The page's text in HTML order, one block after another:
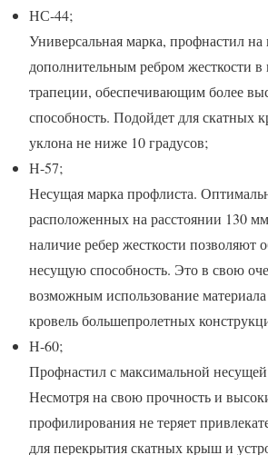
НС-44;
Универсальная марка, профнастил
дополнительным ребром жесткости
трапеции, обеспечивающим более
способность. Подойдет для скатных
уклона не ниже 10 градусов;
Н-57;
Несущая марка профлиста.
расположенных на расстоянии 130
наличие ребер жесткости позволяют
несущую способность. Это в свою
возможным использование
кровель большепролетных
Н-60;
Профнастил с максимальной несущей
Несмотря на свою прочность и
профилирования не теряет
для перекрытия скатных крыш и